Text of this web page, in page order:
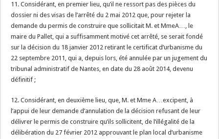
11. Considérant, en premier lieu, qu’il ne ressort pas des pièces du
dossier ni des visas de l’arrêté du 2 mai 2012 que, pour rejeter la
demande du permis de construire que sollicitait M. et MmeA…, le
maire du Pallet, qui a suffisamment motivé cet arrêté, se serait fondé
sur la décision du 18 janvier 2012 retirant le certificat d’urbanisme du
22 septembre 2011, qui a, depuis lors, été annulée par un jugement du
tribunal administratif de Nantes, en date du 28 août 2014, devenu
définitif ;
12. Considérant, en deuxième lieu, que, M. et Mme A…excipent, à
l’appui de leur demande d’annulation de la décision refusant de leur
délivrer le permis de construire qu’ils sollicitent, de l’illégalité de la
délibération du 27 février 2012 approuvant le plan local d’urbanisme